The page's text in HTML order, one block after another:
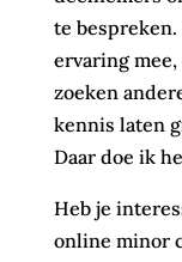
te
ervaring
zoeken
kennis laten
Daar doe ik
Heb je
online minor